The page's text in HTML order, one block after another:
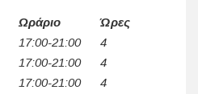
Ωράριο
Ώρες
17:00-21:00
4
17:00-21:00
4
17:00-21:00
4